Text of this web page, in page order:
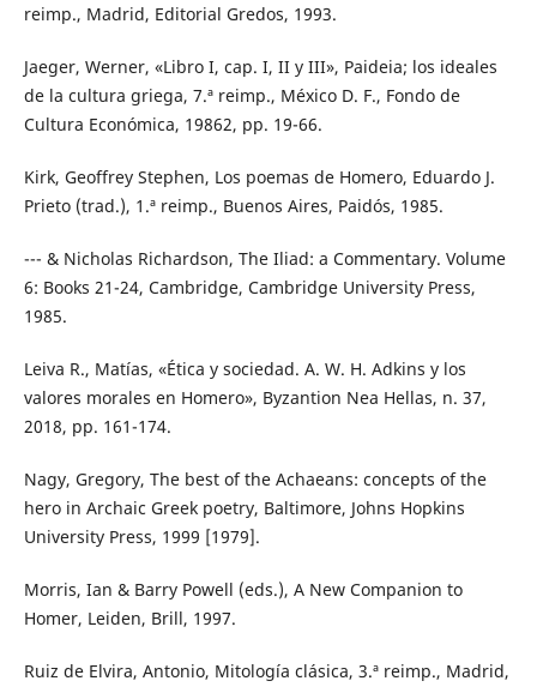
reimp., Madrid, Editorial Gredos, 1993.
Jaeger, Werner, «Libro I, cap. I, II y III», Paideia; los ideales
de la cultura griega, 7.ª reimp., México D. F., Fondo de
Cultura Económica, 19862, pp. 19-66.
Kirk, Geoffrey Stephen, Los poemas de Homero, Eduardo J.
Prieto (trad.), 1.ª reimp., Buenos Aires, Paidós, 1985.
--- & Nicholas Richardson, The Iliad: a Commentary. Volume
6: Books 21-24, Cambridge, Cambridge University Press,
1985.
Leiva R., Matías, «Ética y sociedad. A. W. H. Adkins y los
valores morales en Homero», Byzantion Nea Hellas, n. 37,
2018, pp. 161-174.
Nagy, Gregory, The best of the Achaeans: concepts of the
hero in Archaic Greek poetry, Baltimore, Johns Hopkins
University Press, 1999 [1979].
Morris, Ian & Barry Powell (eds.), A New Companion to
Homer, Leiden, Brill, 1997.
Ruiz de Elvira, Antonio, Mitología clásica, 3.ª reimp., Madrid,